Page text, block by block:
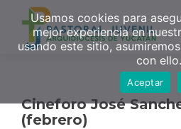
Cineforo José
(febrero)
Usamos cookies para
mejor experiencia en
usando este sitio,
con ello.
Aceptar